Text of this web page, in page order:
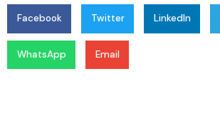
Facebook Twitter LinkedIn
WhatsApp Email